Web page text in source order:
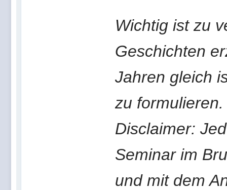
Wichtig ist zu
Geschichten
Jahren gleich
zu formulieren.
Disclaimer:
Seminar im
und mit dem